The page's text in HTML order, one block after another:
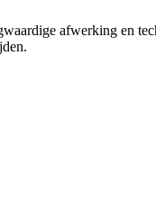
afwerking en